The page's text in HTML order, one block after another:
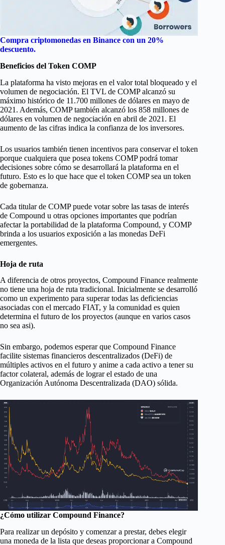
Compra criptomonedas en Binance con un 20%
descuento.
Beneficios del Token COMP
La plataforma ha visto mejoras en el valor total bloqueado y el
volumen de negociación. El TVL de COMP alcanzó su
máximo histórico de 11.700 millones de dólares en mayo de
2021. Además, COMP también alcanzó los 858 millones de
dólares en volumen de negociación en abril de 2021. El
aumento de las cifras indica la confianza de los inversores.
Los usuarios también tienen incentivos para conservar el token
porque cualquiera que posea tokens COMP podrá tomar
decisiones sobre cómo se desarrollará la plataforma en el
futuro. Esto es lo que hace que el token COMP sea un token
de gobernanza.
Cada titular de COMP puede votar sobre las tasas de interés
de Compound u otras opciones importantes que podrían
afectar la portabilidad de la plataforma Compound, y COMP
brinda a los usuarios exposición a las monedas DeFi
emergentes.
Hoja de ruta
A diferencia de otros proyectos, Compound Finance realmente
no tiene una hoja de ruta tradicional. Inicialmente se desarrolló
como un experimento para superar todas las deficiencias
asociadas con el mercado FIAT, y la comunidad es quien
determina el futuro de los proyectos (aunque en varios casos
no sea asi).
Sin embargo, podemos esperar que Compound Finance
facilite sistemas financieros descentralizados (DeFi) de
múltiples activos en el futuro y anime a cada activo a tener su
factor colateral, además de lograr el estado de una
Organización Autónoma Descentralizada (DAO) sólida.
¿Cómo utilizar Compound Finance?
Para realizar un depósito y comenzar a prestar, debes elegir
una moneda de la lista que deseas proporcionar a Compound